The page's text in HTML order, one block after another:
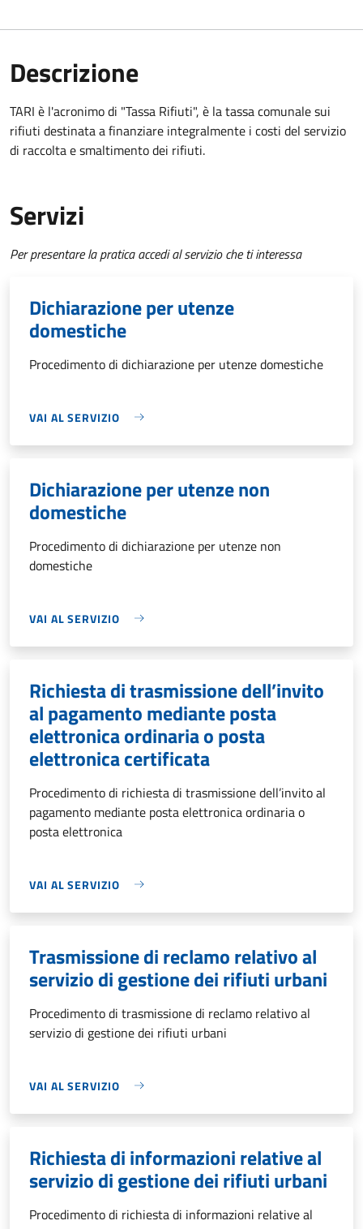
Descrizione
TARI è l'acronimo di "Tassa Rifiuti", è la tassa comunale sui
rifiuti destinata a finanziare integralmente i costi del servizio
di raccolta e smaltimento dei rifiuti.
Servizi
Per presentare la pratica accedi al servizio che ti interessa
Dichiarazione per utenze
domestiche
Procedimento di dichiarazione per utenze domestiche
VAI AL SERVIZIO
Dichiarazione per utenze non
domestiche
Procedimento di dichiarazione per utenze non
domestiche
VAI AL SERVIZIO
Richiesta di trasmissione dell’invito
al pagamento mediante posta
elettronica ordinaria o posta
elettronica certificata
Procedimento di richiesta di trasmissione dell’invito al
pagamento mediante posta elettronica ordinaria o
posta elettronica
VAI AL SERVIZIO
Trasmissione di reclamo relativo al
servizio di gestione dei rifiuti urbani
Procedimento di trasmissione di reclamo relativo al
servizio di gestione dei rifiuti urbani
VAI AL SERVIZIO
Richiesta di informazioni relative al
servizio di gestione dei rifiuti urbani
Procedimento di richiesta di informazioni relative al